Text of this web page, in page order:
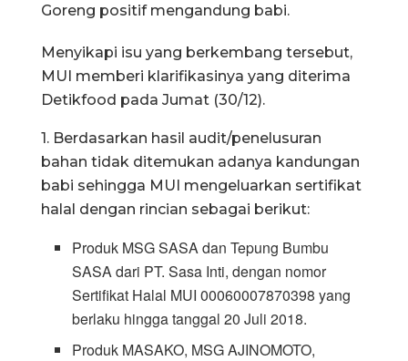
Goreng positif mengandung babi.
Menyikapi isu yang berkembang tersebut,
MUI memberi klarifikasinya yang diterima
Detikfood pada Jumat (30/12).
1. Berdasarkan hasil audit/penelusuran
bahan tidak ditemukan adanya kandungan
babi sehingga MUI mengeluarkan sertifikat
halal dengan rincian sebagai berikut:
Produk MSG SASA dan Tepung Bumbu
SASA dari PT. Sasa Inti, dengan nomor
Sertifikat Halal MUI 00060007870398 yang
berlaku hingga tanggal 20 Juli 2018.
Produk MASAKO, MSG AJINOMOTO,